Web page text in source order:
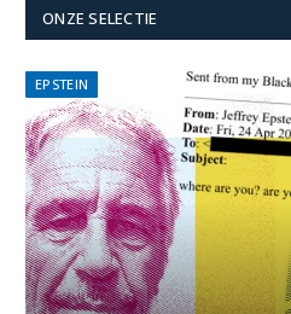
ONZE SELECTIE
EPSTEIN